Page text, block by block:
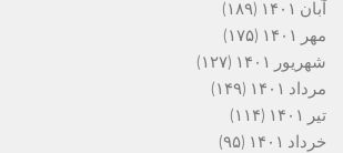
آبان ۱۴۰۱
(۱۸۹)
مهر ۱۴۰۱
(۱۷۵)
شهریور ۱۴۰۱
(۱۲۷)
مرداد ۱۴۰۱
(۱۴۹)
تیر ۱۴۰۱
(۱۱۴)
خرداد ۱۴۰۱
(۹۵)